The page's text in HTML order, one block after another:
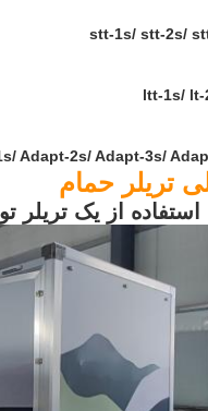
stt-1s/ stt-2s/
ltt-1s/ lt-
Adapt-2s/ Adapt-3s/
تریلر حمام
استفاده از یک تریلر